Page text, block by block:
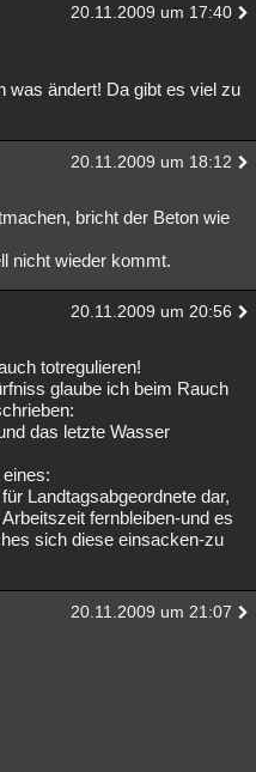
20.11.2009 um 17:40
was ändert! Da gibt es viel zu
20.11.2009 um 18:12
bricht der Beton wie
nicht wieder kommt.
20.11.2009 um 20:56
totregulieren!
glaube ich beim Rauch
das letzte Wasser
Landtagsabgeordnete dar,
fernbleiben-und es
sich diese einsacken-zu
20.11.2009 um 21:07